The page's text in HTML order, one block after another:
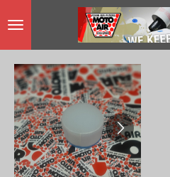
de
hoofdinhoud